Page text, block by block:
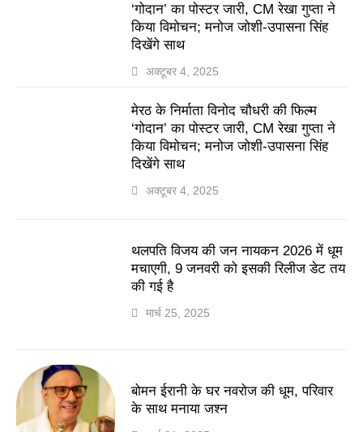
‘गोदान’ का पोस्टर जारी, CM रेखा गुप्ता ने
किया विमोचन; मनोज जोशी-उपासना सिंह
दिखेंगे साथ
अक्टूबर 4, 2025
मेरठ के निर्माता विनोद चौधरी की फिल्म
‘गोदान’ का पोस्टर जारी, CM रेखा गुप्ता ने
किया विमोचन; मनोज जोशी-उपासना सिंह
दिखेंगे साथ
अक्टूबर 4, 2025
थलपति विजय की जन नायकन 2026 में धूम
मचाएगी, 9 जनवरी को इसकी रिलीज डेट तय
की गई है
मार्च 25, 2025
बोमन ईरानी के घर नवरोज की धूम, परिवार
के साथ मनाया जश्न